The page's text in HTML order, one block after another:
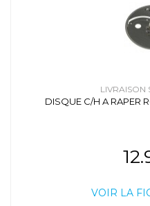
LIVRAISON
DISQUE C/H A RAPER
VOIR LA